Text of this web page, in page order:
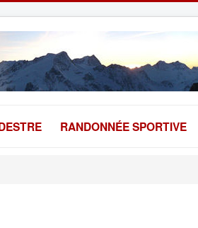
RANDONNÉE SPORTIVE